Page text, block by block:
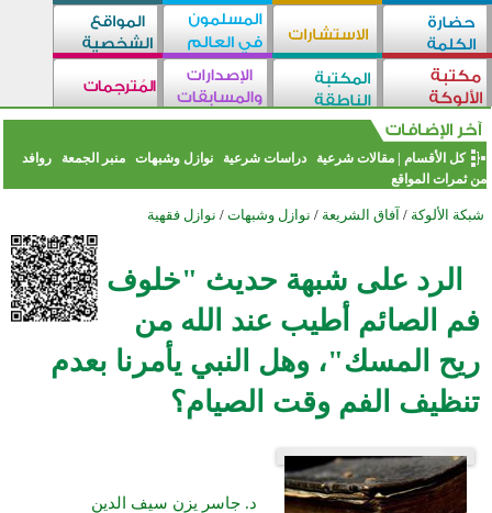
كل الأقسام |مقالات شرعية دراسات شرعية نوازل وشبهات منبر الجمعة
روافد
من ثمرات المواقع
شبكة الألوكة / آفاق الشريعة / نوازل وشبهات / نوازل فقهية
الرد على شبهة حديث "خلوف
فم الصائم أطيب عند الله من
ريح المسك"، وهل النبي يأمرنا بعدم
تنظيف الفم وقت الصيام؟
د. جاسر يزن سيف الدين